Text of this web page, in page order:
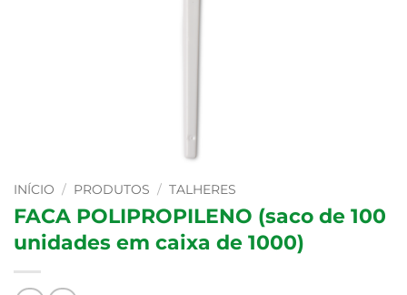
INÍCIO / PRODUTOS / TALHERES
FACA POLIPROPILENO (saco de 100
unidades em caixa de 1000)